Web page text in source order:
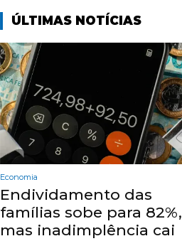
ÚLTIMAS NOTÍCIAS
Economia
Endividamento das
famílias sobe para 82%,
mas inadimplência cai